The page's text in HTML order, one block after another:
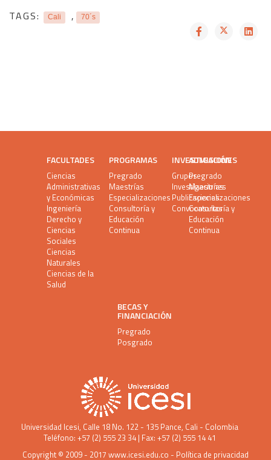
TAGS:
Cali , 70´s
FACULTADES
Ciencias
Administrativas
y Económicas
Ingeniería
Derecho y
Ciencias
Sociales
Ciencias
Naturales
Ciencias de la
Salud
PROGRAMAS
Pregrado
Maestrías
Especializaciones
Consultoría y
Educación
Continua
INVESTIGACIÓN
Grupos
Investigaciones
Publicaciones
Convocatorias
ADMISIONES
Pregrado
Maestrías
Especializaciones
Consultoría y
Educación
Continua
BECAS Y
FINANCIACIÓN
Pregrado
Posgrado
Universidad Icesi, Calle 18 No. 122 - 135 Pance, Cali - Colombia
Teléfono: +57 (2) 555 23 34 | Fax: +57 (2) 555 14 41
Copyright © 2009 - 2017 www.icesi.edu.co - Política de privacidad